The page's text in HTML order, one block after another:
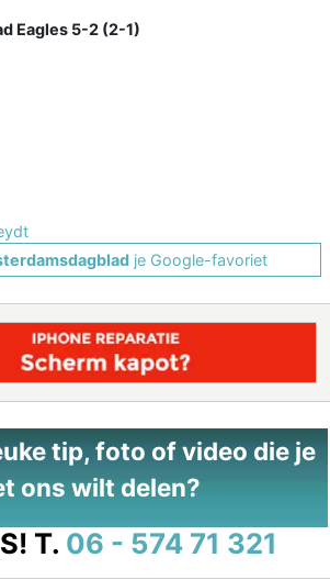
Eagles 5-2 (2-1)
je Google-favoriet
tip, foto of video die je
ons wilt delen?
T. 06 - 574 71 321